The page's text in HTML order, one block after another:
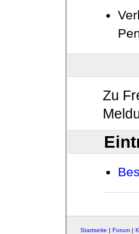
Zu
Startseite | Forum|